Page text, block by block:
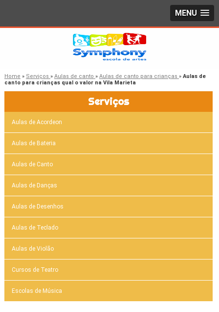
MENU
Home » Serviços » Aulas de canto » Aulas de canto para crianças » Aulas de
canto para crianças qual o valor na Vila Marieta
Serviços
Aulas de Acordeon
Aulas de Bateria
Aulas de Canto
Aulas de Danças
Aulas de Desenhos
Aulas de Teclado
Aulas de Violão
Cursos de Teatro
Escolas de Música